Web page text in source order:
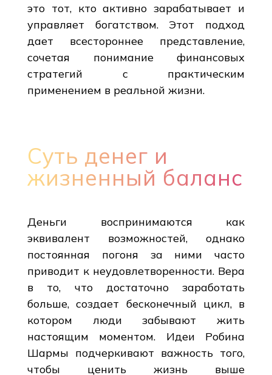
это тот, кто активно зарабатывает и
управляет богатством. Этот подход
дает всестороннее представление,
сочетая понимание финансовых
стратегий с практическим
применением в реальной жизни.
Суть денег и
жизненный баланс
Деньги воспринимаются как
эквивалент возможностей, однако
постоянная погоня за ними часто
приводит к неудовлетворенности. Вера
в то, что достаточно заработать
больше, создает бесконечный цикл, в
котором люди забывают жить
настоящим моментом. Идеи Робина
Шармы подчеркивают важность того,
чтобы ценить жизнь выше